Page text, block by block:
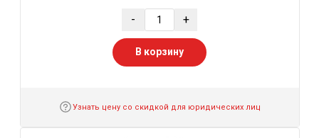
- +
В корзину
Узнать цену со скидкой для юридических лиц